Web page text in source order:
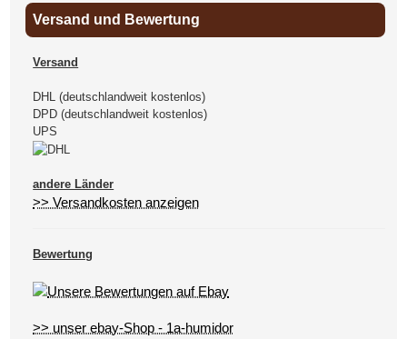
Versand und Bewertung
Versand
DHL (deutschlandweit kostenlos)
DPD (deutschlandweit kostenlos)
UPS
andere Länder
>> Versandkosten anzeigen
Bewertung
>> unser ebay-Shop - 1a-humidor